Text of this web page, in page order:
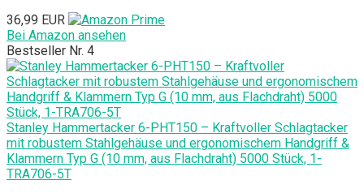
36,99 EUR
Bei Amazon ansehen
Bestseller Nr. 4
Stanley Hammertacker 6-PHT150 – Kraftvoller Schlagtacker
mit robustem Stahlgehäuse und ergonomischem Handgriff &
Klammern Typ G (10 mm, aus Flachdraht) 5000 Stück, 1-
TRA706-5T